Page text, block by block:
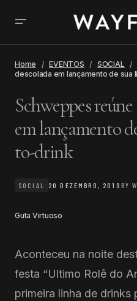
Home EVENTOS SOCIAL
descolada em lançamento de sua
Schweppes
em lançamento
to-drink
SOCIAL 20 DEZEMBRO, 2019 BY
Guta Virtuoso
Aconteceu na noite
festa “Ultimo Rolê do
primeira linha de drinks